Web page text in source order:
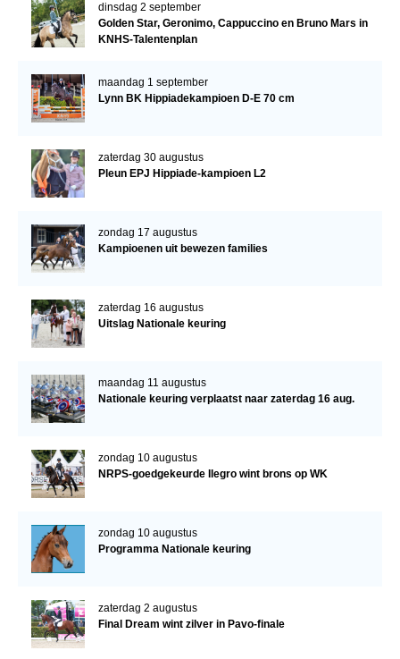
dinsdag 2 september
Golden Star, Geronimo, Cappuccino en Bruno Mars in
KNHS-Talentenplan
maandag 1 september
Lynn BK Hippiadekampioen D-E 70 cm
zaterdag 30 augustus
Pleun EPJ Hippiade-kampioen L2
zondag 17 augustus
Kampioenen uit bewezen families
zaterdag 16 augustus
Uitslag Nationale keuring
maandag 11 augustus
Nationale keuring verplaatst naar zaterdag 16 aug.
zondag 10 augustus
NRPS-goedgekeurde Ilegro wint brons op WK
zondag 10 augustus
Programma Nationale keuring
zaterdag 2 augustus
Final Dream wint zilver in Pavo-finale